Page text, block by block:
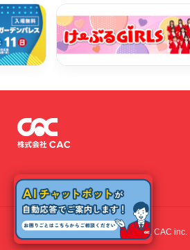
© 2022 CAC inc.